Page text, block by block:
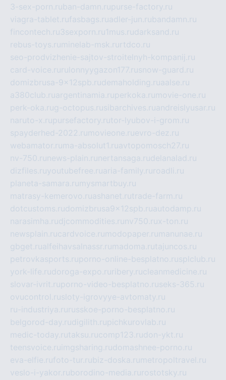
3-sex-porn.ruban-damn.rupurse-factory.ru
viagra-tablet.rufasbags.ruadler-jun.rubandamn.ru
fincontech.ru3sexporn.ru1mus.rudarksand.ru
rebus-toys.ru minelab-msk.ru rtdco.ru
seo-prodvizhenie-sajtov-stroitelnyh-kompanij.ru
card-voice.ru rulonnyygazon177.rusnow-guard.ru
domizbrusa-9x12spb.rudemaholding.ruaalse.ru
a380club.ruargentinamia.ruperkoka.ru movie-one.ru
perk-oka.rug-octopus.rusibarchives.ruandreislyusar.ru
naruto-x.rupursefactory.rutor-lyubov-i-grom.ru
spayderhed-2022.ru movieone.ruevro-dez.ru
webamator.ru ma-absolut1.ruavtopomosch27.ru
nv-750.ru news-plain.ru nertansaga.rudelanalad.ru
dizfiles.ruyoutubefree.ruaria-family.ru roadli.ru
planeta-samara.ru mysmartbuy.ru
matrasy-kemerovo.ruashanet.rutrade-farm.ru
dotcustoms.rudomizbrusa9x12spb.ruautodamp.ru
narasimha.rudjcommodities.ru nv750.rux-ton.ru
newsplain.rucardvoice.ru modopaper.ru manunae.ru
gbget.rualfeihavsalnassr.ru madoma.rutajuncos.ru
petrovkasports.ruporno-online-besplatno.rusplclub.ru
york-life.rudoroga-expo.ru ribery.rucleanmedicine.ru
slovar-ivrit.ruporno-video-besplatno.ruseks-365.ru
ovucontrol.rusloty-igrovyye-avtomaty.ru
ru-industriya.ru russkoe-porno-besplatno.ru
belgorod-day.rudigilith.rupichkurovlab.ru
medic-today.rutaksu.rucomp123.rudon-ykt.ru
teensvoice.ru imgsharing.rudomashnee-porno.ru
eva-elfie.rufoto-tur.rubiz-doska.ru metropoltravel.ru
veslo-i-yakor.ruborodino-media.ru rostotsky.ru